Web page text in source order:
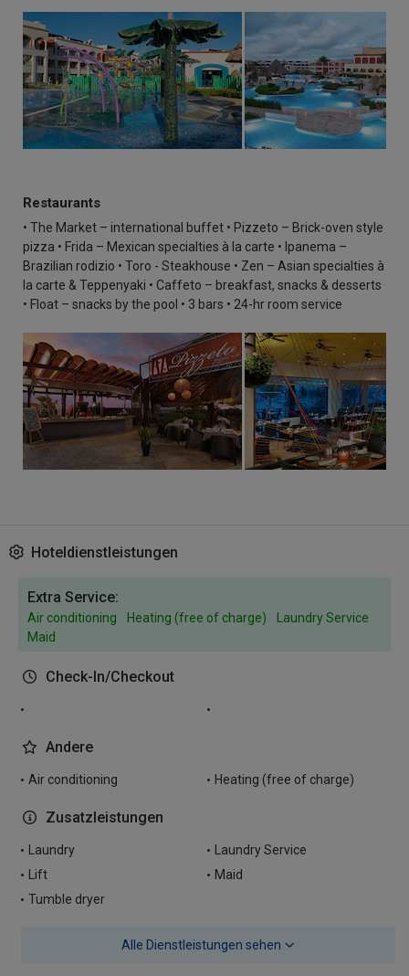
Restaurants
• The Market – international buffet • Pizzeto – Brick-oven style
pizza • Frida – Mexican specialties à la carte • Ipanema –
Brazilian rodizio • Toro - Steakhouse • Zen – Asian specialties à
la carte & Teppenyaki • Caffeto – breakfast, snacks & desserts
• Float – snacks by the pool • 3 bars • 24-hr room service
Hoteldienstleistungen
Extra Service:
Air conditioning Heating (free of charge)
Laundry Service
Maid
Check-In/Checkout
Andere
Air conditioning Heating (free of charge)
Zusatzleistungen
Laundry
Laundry Service
Lift
Maid
Tumble dryer
Alle Dienstleistungen sehen